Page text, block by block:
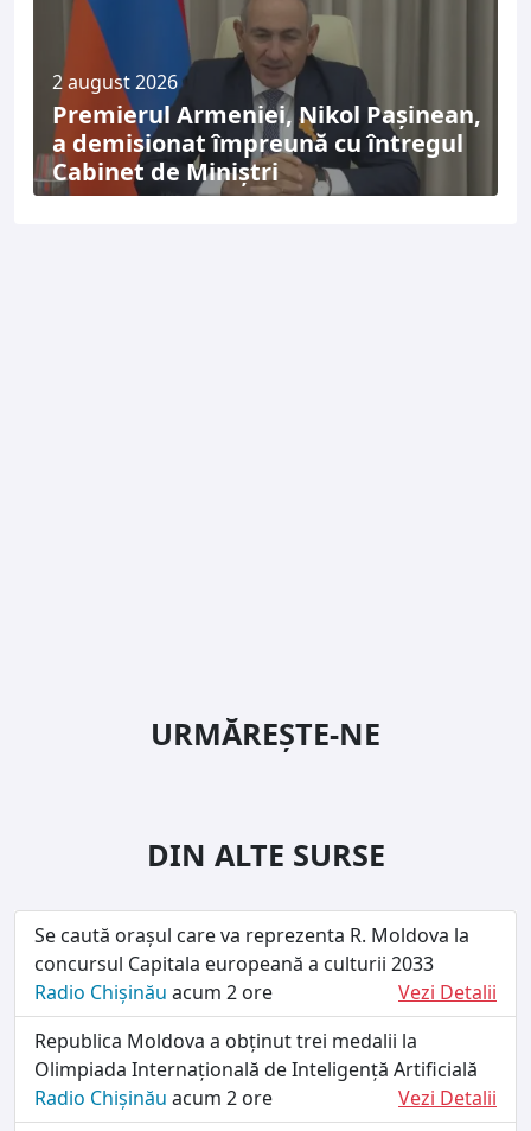
2 august 2026
Premierul Armeniei, Nikol Pașinean,
a demisionat împreună cu întregul
Cabinet de Miniștri
URMĂREȘTE-NE
DIN ALTE SURSE
Se caută orașul care va reprezenta R. Moldova la
concursul Capitala europeană a culturii 2033
Radio Chișinău acum 2 ore
Vezi Detalii
Republica Moldova a obținut trei medalii la
Olimpiada Internațională de Inteligență Artificială
Radio Chișinău acum 2 ore
Vezi Detalii